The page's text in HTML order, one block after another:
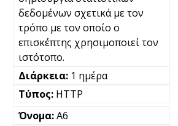
δεδομένων σχετικά με τον
τρόπο με τον οποίο ο
επισκέπτης χρησιμοποιεί τον
ιστότοπο.
1 ημέρα
HTTP
A6